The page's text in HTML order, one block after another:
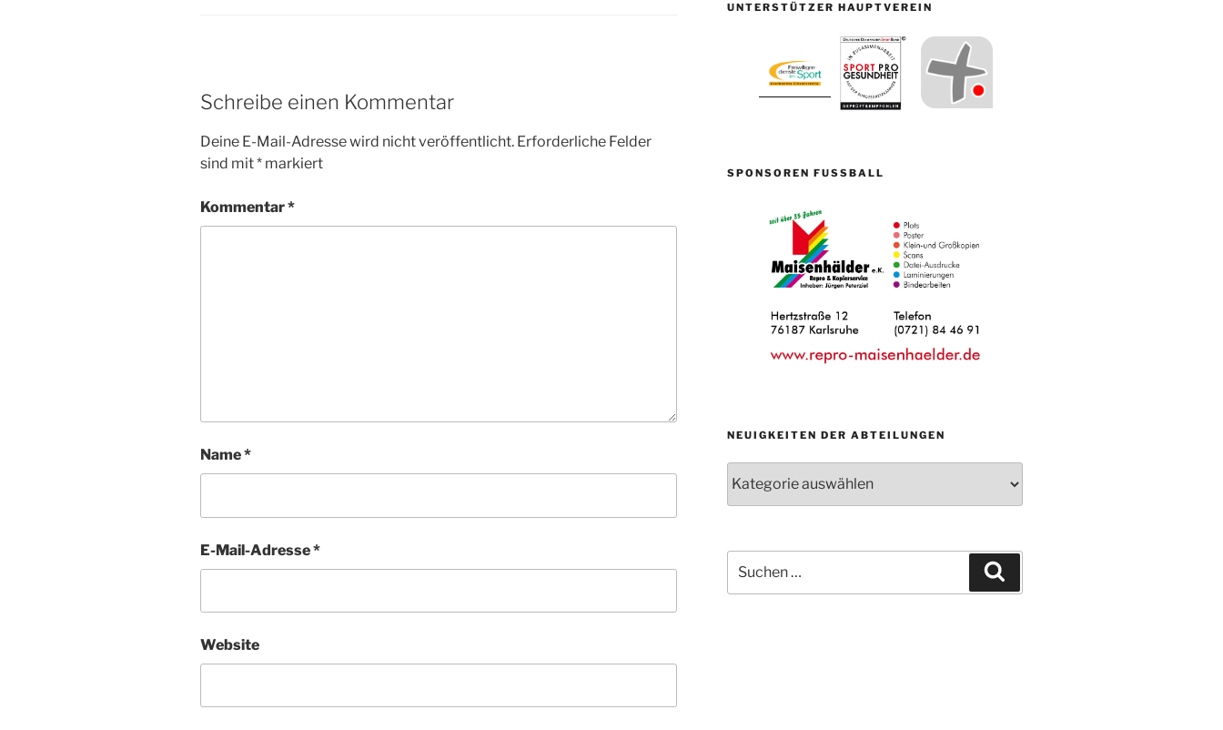
Schreibe einen Kommentar
Deine E-Mail-Adresse wird nicht veröffentlicht. Erforderliche Felder
sind mit* markiert
Kommentar*
Name*
E-Mail-Adresse*
Website
UNTERSTÜTZER HAUPTVEREIN
SPONSOREN FUSSBALL
NEUIGKEITEN DER ABTEILUNGEN
der
Abteilungen
nach: